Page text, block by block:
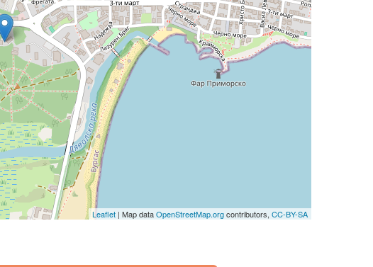
Leaflet | Map dataOpenStreetMap.orgcontributors, CC-BY-SA